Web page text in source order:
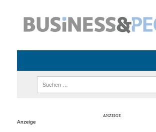
Anzeige